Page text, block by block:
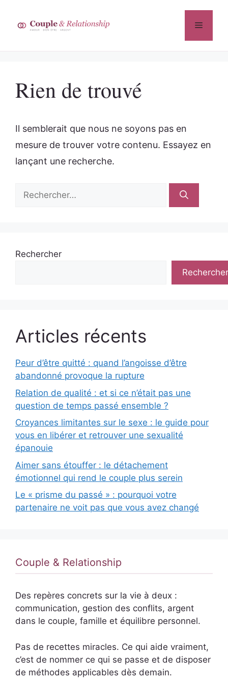
contenu
Menu
Rien de trouvé
Il semblerait que nous ne soyons pas en
mesure de trouver votre contenu. Essayez en
lançant une recherche.
Rechercher :
Rechercher
Rechercher
Articles récents
Peur d’être quitté : quand l’angoisse d’être
abandonné provoque la rupture
Relation de qualité : et si ce n’était pas une
question de temps passé ensemble ?
Croyances limitantes sur le sexe : le guide pour
vous en libérer et retrouver une sexualité
épanouie
Aimer sans étouffer : le détachement
émotionnel qui rend le couple plus serein
Le « prisme du passé » : pourquoi votre
partenaire ne voit pas que vous avez changé
Couple & Relationship
Des repères concrets sur la vie à deux :
communication, gestion des conflits, argent
dans le couple, famille et équilibre personnel.
Pas de recettes miracles. Ce qui aide vraiment,
c’est de nommer ce qui se passe et de disposer
de méthodes applicables dès demain.